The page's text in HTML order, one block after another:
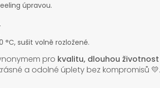
úpravou.
°C, sušit volně rozložené.
pro kvalitu, dlouhou
a odolné úplety bez kompromisů 💛.